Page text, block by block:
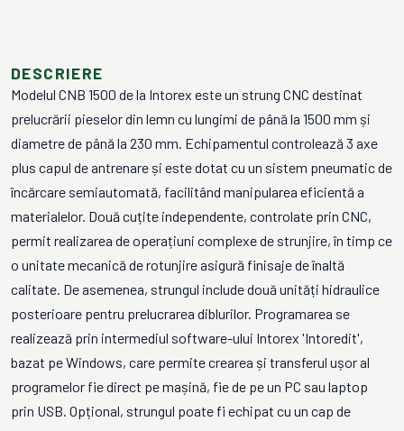
DESCRIERE
Modelul CNB 1500 de la Intorex este un strung CNC destinat
prelucrării pieselor din lemn cu lungimi de până la 1500 mm și
diametre de până la 230 mm. Echipamentul controlează 3 axe
plus capul de antrenare și este dotat cu un sistem pneumatic de
încărcare semiautomată, facilitând manipularea eficientă a
materialelor. Două cuțite independente, controlate prin CNC,
permit realizarea de operațiuni complexe de strunjire, în timp ce
o unitate mecanică de rotunjire asigură finisaje de înaltă
calitate. De asemenea, strungul include două unități hidraulice
posterioare pentru prelucrarea diblurilor. Programarea se
realizează prin intermediul software-ului Intorex 'Intoredit',
bazat pe Windows, care permite crearea și transferul ușor al
programelor fie direct pe mașină, fie de pe un PC sau laptop
prin USB. Opțional, strungul poate fi echipat cu un cap de